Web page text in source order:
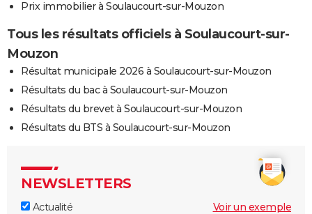
Prix immobilier à Soulaucourt-sur-Mouzon
Tous les résultats officiels à Soulaucourt-sur-
Mouzon
Résultat municipale 2026 à Soulaucourt-sur-Mouzon
Résultats du bac à Soulaucourt-sur-Mouzon
Résultats du brevet à Soulaucourt-sur-Mouzon
Résultats du BTS à Soulaucourt-sur-Mouzon
NEWSLETTERS
Actualité
Voir un exemple